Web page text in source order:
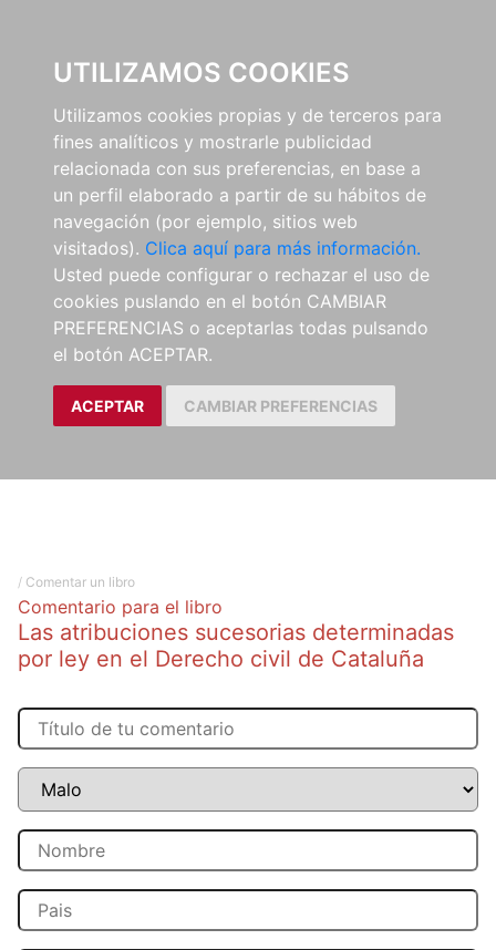
UTILIZAMOS COOKIES
Utilizamos cookies propias y de terceros para
fines analíticos y mostrarle publicidad
relacionada con sus preferencias, en base a
un perfil elaborado a partir de su hábitos de
navegación (por ejemplo, sitios web
visitados). Clica aquí para más información.
Usted puede configurar o rechazar el uso de
cookies puslando en el botón CAMBIAR
PREFERENCIAS o aceptarlas todas pulsando
el botón ACEPTAR.
ACEPTAR CAMBIAR PREFERENCIAS
/ Comentar un libro
Comentario para el libro
Las atribuciones sucesorias determinadas
por ley en el Derecho civil de Cataluña